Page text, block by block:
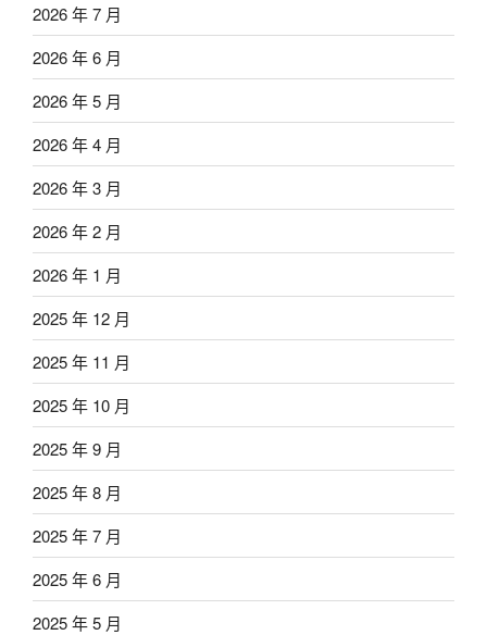
2026 年 7 月
2026 年 6 月
2026 年 5 月
2026 年 4 月
2026 年 3 月
2026 年 2 月
2026 年 1 月
2025 年 12 月
2025 年 11 月
2025 年 10 月
2025 年 9 月
2025 年 8 月
2025 年 7 月
2025 年 6 月
2025 年 5 月